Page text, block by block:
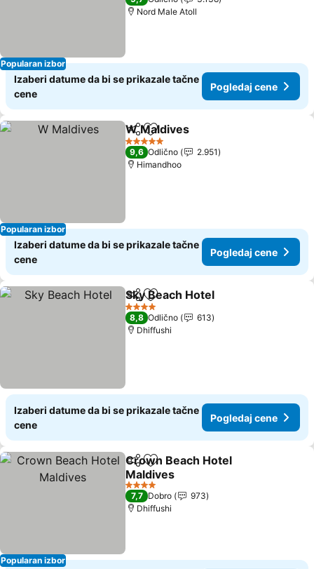
Popularan izbor
Nord Male Atoll
Izaberi datume da bi se prikazale tačne
cene
Pogledaj cene
Popularan izbor
Deli Dodati u favorite
W Maldives
5 Zvezdice
9,6 Odlično
2.951
Himandhoo
Izaberi datume da bi se prikazale tačne
cene
Pogledaj cene
Deli Dodati u favorite
Sky Beach Hotel
4 Zvezdice
8,8 Odlično
613
Dhiffushi
Izaberi datume da bi se prikazale tačne
cene
Pogledaj cene
Popularan izbor
Deli Dodati u favorite
Crown Beach Hotel
Maldives
Pogledaj cene
4 Zvezdice
7,7 Dobro
973
Dhiffushi